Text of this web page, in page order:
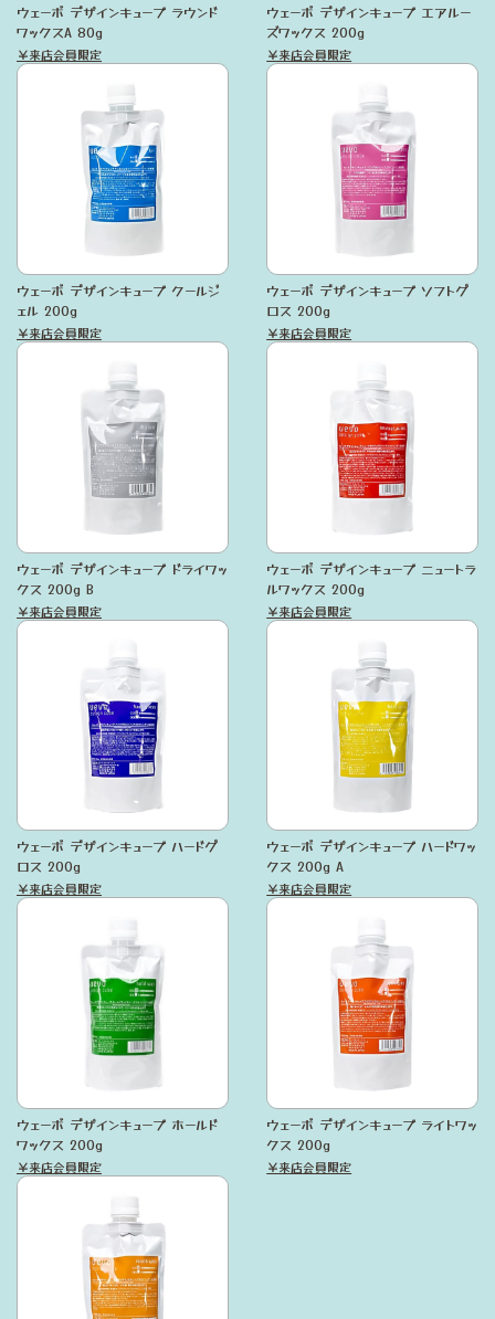
ウェーボ デザインキューブ ラウンド
ワックスA 80g
￥来店会員限定
ウェーボ デザインキューブ エアルー
ズワックス 200g
￥来店会員限定
ウェーボ デザインキューブ クールジ
ェル 200g
￥来店会員限定
ウェーボ デザインキューブ ソフトグ
ロス 200g
￥来店会員限定
ウェーボ デザインキューブ ドライワッ
クス 200g B
￥来店会員限定
ウェーボ デザインキューブ ニュートラ
ルワックス 200g
￥来店会員限定
ウェーボ デザインキューブ ハードグ
ロス 200g
￥来店会員限定
ウェーボ デザインキューブ ハードワッ
クス 200g A
￥来店会員限定
ウェーボ デザインキューブ ホールド
ワックス 200g
￥来店会員限定
ウェーボ デザインキューブ ライトワッ
クス 200g
￥来店会員限定